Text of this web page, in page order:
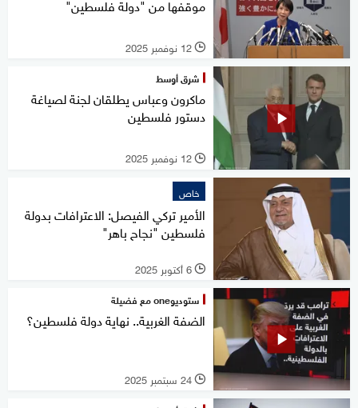
موقفها من "دولة فلسطين"
l 12 نوفمبر 2025
شرق أوسط
ماكرون وعباس يطلقان لجنة لصياغة
دستور فلسطين
l 12 نوفمبر 2025
خاص
الأمير تركي الفيصل: الاعترافات بدولة
فلسطين "نجاح باهر"
l 6 أكتوبر 2025
ستوديوone مع فضيلة
الضفة الغربية.. نهاية دولة فلسطين؟
l 24 سبتمبر 2025